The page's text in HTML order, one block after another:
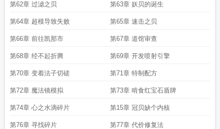
第62章 过滤之贝 第63章 妖贝的诞生
第64章 超模导致失败 第65章 速击之贝
第66章 前往凯那市 第67章 道馆审查
第68章 经不起折腾 第69章 开发喷射引擎
第70章 变着法子切磋 第71章 特制配方
第72章 魔法镜模拟 第73章 啃食红宝石盾牌
第74章 心之水滴碎片 第15章 冠贝缺个内核
第76章 寻找碎片 第77章 代价修复法